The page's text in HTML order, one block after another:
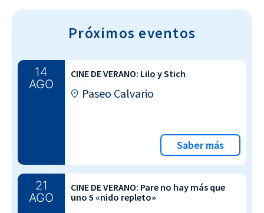
Próximos eventos
14
AGO
CINE DE VERANO: Lilo y Stich
Paseo Calvario
Saber más
21
AGO
CINE DE VERANO: Pare no hay más que
uno 5 «nido repleto»